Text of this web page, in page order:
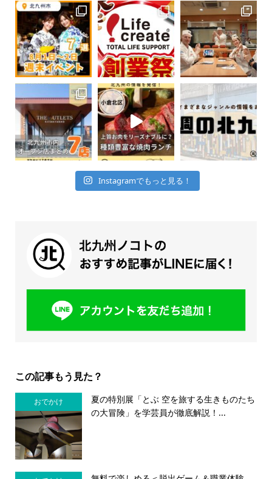
Instagramでもっと見る！
この記事もう見た？
おでかけ
夏の特別展「とぶ 空を旅する生きものたち
の大冒険」を学芸員が徹底解説！...